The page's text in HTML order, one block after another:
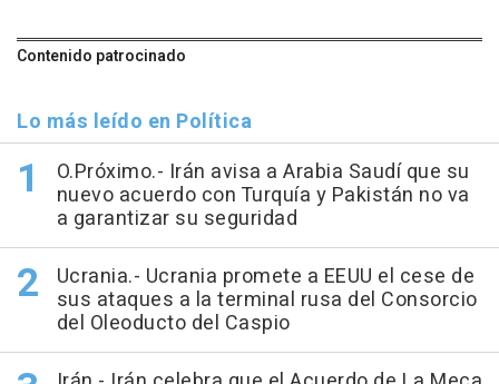
Contenido patrocinado
Lo más leído en Política
O.Próximo.- Irán avisa a Arabia Saudí que su
nuevo acuerdo con Turquía y Pakistán no va
a garantizar su seguridad
Ucrania.- Ucrania promete a EEUU el cese de
sus ataques a la terminal rusa del Consorcio
del Oleoducto del Caspio